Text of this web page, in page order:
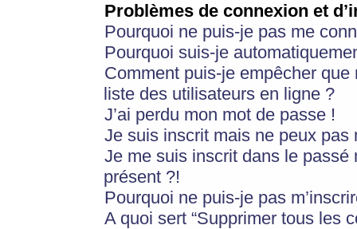
Problèmes de connexion et
Pourquoi ne puis-je pas me
Pourquoi suis-je
Comment puis-je empêcher
liste des utilisateurs en ligne ?
J’ai perdu mon mot de passe !
Je suis inscrit mais ne peux pas
Je me suis inscrit dans le
présent ?!
Pourquoi ne puis-je pas
A quoi sert “Supprimer tous les